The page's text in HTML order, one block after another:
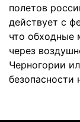
полетов
действует с
что
через
Черногории
безопасности